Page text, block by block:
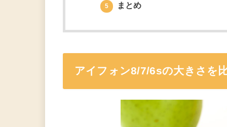
5 まとめ
アイフォン8/7/6sの大きさを